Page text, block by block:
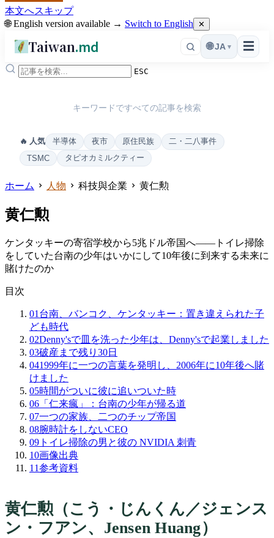
本文へスキップ
🌐 English version available → Switch to English ✕
Taiwan.md ☰
🌐 JA ▾
ESC
キーワードですべての記事を検索
🔥 人気 半導体 夜市 原住民族
二・二八事件
TSMC
タピオカミルクティー
ホーム 人物 科技與企業 黄仁勲
黄仁勲
ケンタッキーの寄宿学校から5兆ドル帝国へ――トイレ掃除
をしていた台南の少年はいかにして10年後に到来する未来に
賭けたのか
目次
01 台南、バンコク、ケンタッキー：置き違えられた子
ども時代
02Denny'sで皿を洗った少年は、Denny'sで起業しました
03破産まで残り30日
041999年に一つの言葉を発明し、2006年に10年後へ賭
けました
05時間がついに彼に追いついた時
06 「仁来瘋」：台南の少年が帰る道
07一つの家族、二つのチップ帝国
08腕時計をしないCEO
09 トイレ掃除の男と彼の NVIDIA 刺青
10画像出典
11参考資料
黄仁勲（こう・じんくん／ジェンス
ン・フアン、Jensen Huang）